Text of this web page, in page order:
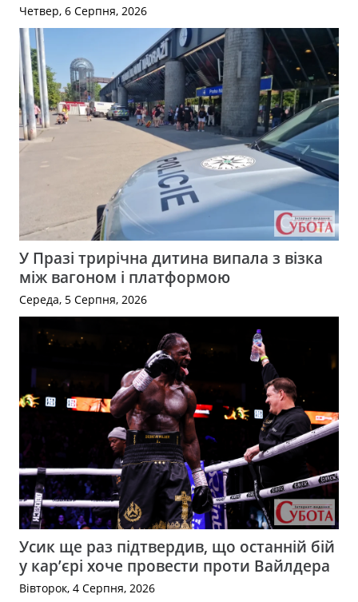
Четвер, 6 Серпня, 2026
У Празі трирічна дитина випала з візка
між вагоном і платформою
Середа, 5 Серпня, 2026
Усик ще раз підтвердив, що останній бій
у кар’єрі хоче провести проти Вайлдера
Вівторок, 4 Серпня, 2026